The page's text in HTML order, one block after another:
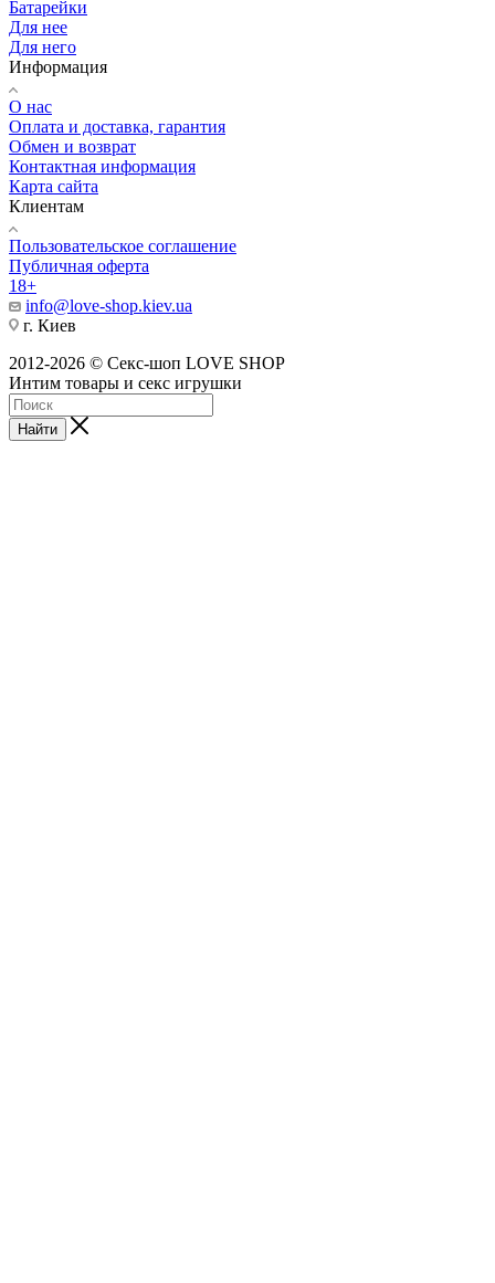
Батарейки
Для нее
Для него
Информация
О нас
Оплата и доставка, гарантия
Обмен и возврат
Контактная информация
Карта сайта
Клиентам
Пользовательское соглашение
Публичная оферта
18+
info@love-shop.kiev.ua
г. Киев
2012-2026 © Секс-шоп LOVE SHOP
Интим товары и секс игрушки
Найти